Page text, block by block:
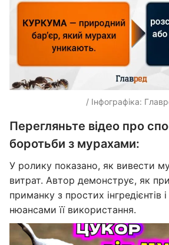
/ Інфографіка:
Перегляньте відео про
боротьби з мурахами:
У ролику показано, як вивести
витрат. Автор демонструє, як
приманку з простих інгредієнтів
нюансами її використання.